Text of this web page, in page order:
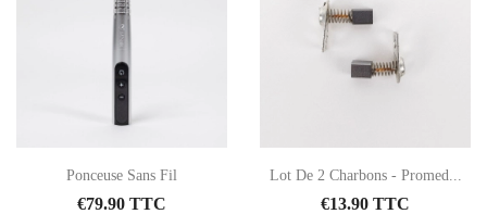
Ponceuse Sans Fil
€79.90 TTC
Lot De 2 Charbons - Promed...
€13.90 TTC